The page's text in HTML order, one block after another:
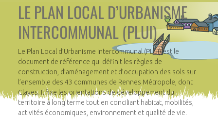
LE PLAN LOCAL D’URBANISME
INTERCOMMUNAL (PLUI)
Le Plan Local d’Urbanisme intercommunal (PLUi) est le
document de référence qui définit les règles de
construction, d’aménagement et d’occupation des sols sur
l’ensemble des 43 communes de Rennes Métropole, dont
Clayes. Il fixe les orientations de développement du
territoire à long terme tout en conciliant habitat, mobilités,
activités économiques, environnement et qualité de vie.